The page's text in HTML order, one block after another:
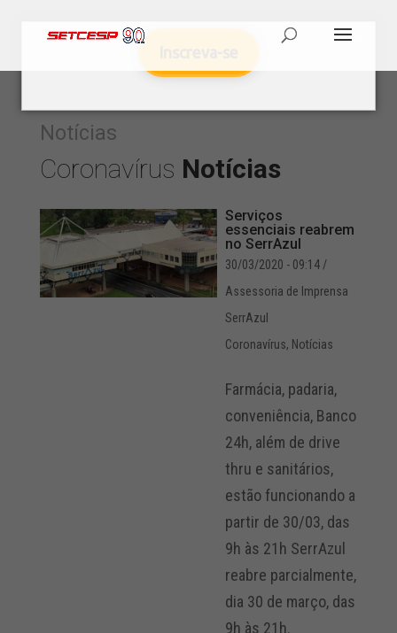
Notícias
Coronavírus Notícias
Serviços
essenciais reabrem
no SerrAzul
30/03/2020 - 09:14/
Assessoria de Imprensa
SerrAzul
Coronavírus, Notícias
Farmácia, padaria,
conveniência, Banco
24h, além de drive
thru e sanitários,
estão funcionando a
partir de 30/03, das
9h às 21h SerrAzul
reabre parcialmente,
dia 30 de março, das
9h às 21h.